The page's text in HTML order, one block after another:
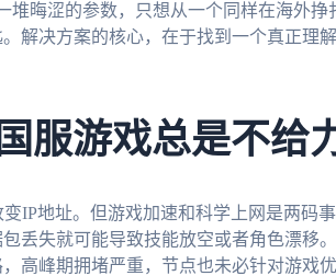
晦涩的参数，只想从一个同样在海外挣
解决方案的核心，在于找到一个真正理
服游戏总是不给
IP地址。但游戏加速和科学上网是两码
丢失就可能导致技能放空或者角色漂移
高峰期拥堵严重，节点也未必针对游戏